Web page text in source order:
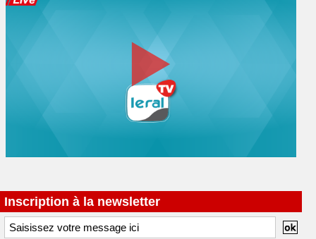
Inscription à la newsletter